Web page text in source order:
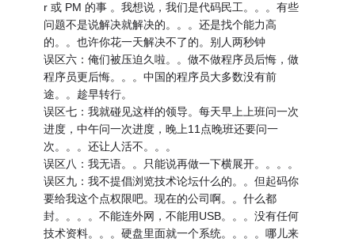
r 或 PM 的事 。我想说，我们是代码民工。。。有些
问题不是说解决就解决的。。。还是找个能力高
的。。也许你花一天解决不了的。别人两秒钟
误区六：俺们被压迫久啦。。做不做程序员后悔，做
程序员更后悔。。。中国的程序员大多数没有前
途。。趁早转行。
误区七：我就碰见这样的领导。每天早上上班问一次
进度，中午问一次进度，晚上11点晚班还要问一
次。。。还让人活不。。。
误区八：我无语。。只能说再做一下横展开。。。。
误区九：我不提倡浏览技术论坛什么的。。但起码你
要给我这个点权限吧。现在的公司啊。。什么都
封。。。。不能连外网，不能用USB。。。没有任何
技术资料。。。硬盘里面就一个系统。。。。哪儿来